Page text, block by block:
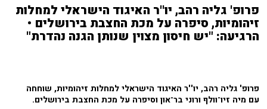
פרופ' גליה רהב, יו''ר האיגוד הישראלי למחלות
זיהומיות, סיפרה על מכת החצבת בירושלים •
הרגיעה: "יש חיסון מצוין שנותן הגנה נהדרת"
פרופ' גליה רהב, יו''ר האיגוד הישראלי למחלות זיהומיות, שוחחה
עם מיה זיו־וולף ורוני בר־און וסיפרה על מכת החצבת בירושלים.